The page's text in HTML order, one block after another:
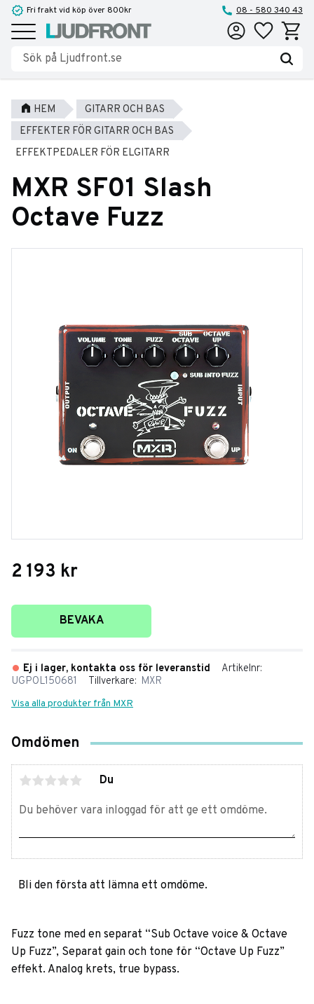
Meny
Fri frakt vid köp över 800kr 08 - 580 340 43
Favoriter
HEM
GITARR OCH BAS
EFFEKTER FÖR GITARR OCH BAS
EFFEKTPEDALER FÖR ELGITARR
MXR SF01 Slash
Octave Fuzz
2 193 kr
Lägg till i favoriter
BEVAKA
Ej i lager, kontakta oss för leveranstid
Artikelnr
UGPOL150681
Tillverkare MXR
Visa alla produkter från MXR
Omdömen
Du
Bli den första att lämna ett omdöme.
Fuzz tone med en separat “Sub Octave voice & Octave
Up Fuzz”, Separat gain och tone för “Octave Up Fuzz”
effekt. Analog krets, true bypass.